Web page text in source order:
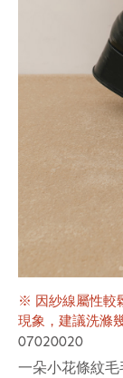
※ 因紗線屬性較
現象，建議洗滌
07020020
一朵小花條紋毛